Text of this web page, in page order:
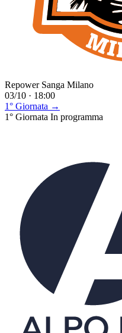
Repower Sanga Milano
03/10 · 18:00
1° Giornata →
1° Giornata In programma